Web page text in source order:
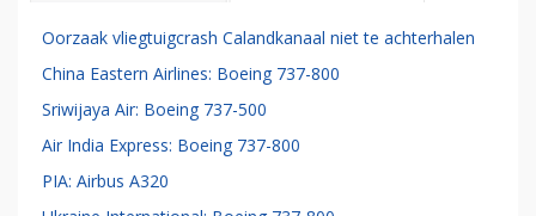
Oorzaak vliegtuigcrash Calandkanaal niet te achterhalen
China Eastern Airlines: Boeing 737-800
Sriwijaya Air: Boeing 737-500
Air India Express: Boeing 737-800
PIA: Airbus A320